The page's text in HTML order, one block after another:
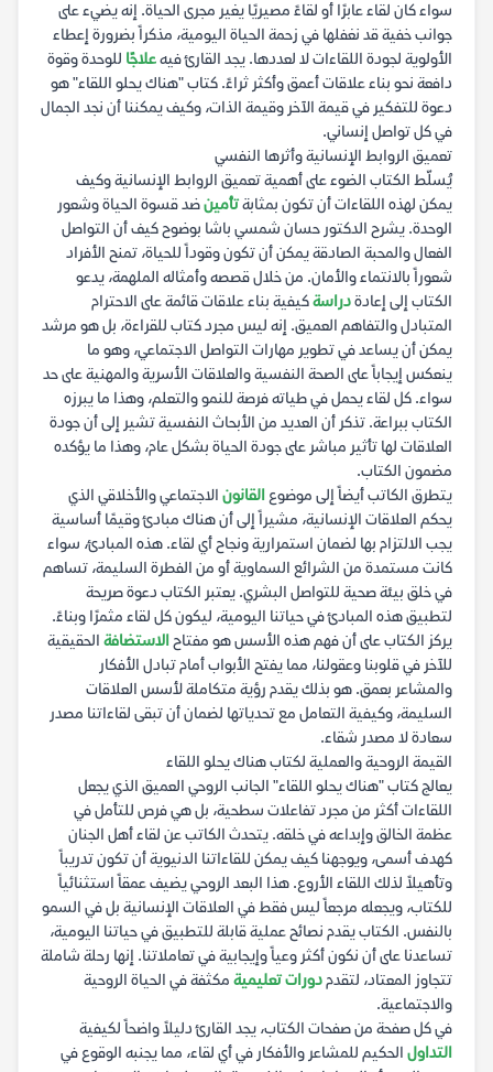
سواء كان لقاء عابرًا أو لقاءً مصيريًا يغير مجرى الحياة. إنه يضيء على
جوانب خفية قد نغفلها في زحمة الحياة اليومية، مذكراً بضرورة إعطاء
الأولوية لجودة اللقاءات لا لعددها. يجد القارئ فيهعلاجًا للوحدة وقوة
دافعة نحو بناء علاقات أعمق وأكثر ثراءً. كتاب "هناك يحلو اللقاء" هو
دعوة للتفكير في قيمة الآخر وقيمة الذات، وكيف يمكننا أن نجد الجمال
في كل تواصل إنساني.
تعميق الروابط الإنسانية وأثرها النفسي
يُسلّط الكتاب الضوء على أهمية تعميق الروابط الإنسانية وكيف
يمكن لهذه اللقاءات أن تكون بمثابةتأمينضد قسوة الحياة وشعور
الوحدة. يشرح الدكتور حسان شمسي باشا بوضوح كيف أن التواصل
الفعال والمحبة الصادقة يمكن أن تكون وقوداً للحياة، تمنح الأفراد
شعوراً بالانتماء والأمان. من خلال قصصه وأمثاله الملهمة، يدعو
الكتاب إلى إعادةدراسةكيفية بناء علاقات قائمة على الاحترام
المتبادل والتفاهم العميق. إنه ليس مجرد كتاب للقراءة، بل هو مرشد
يمكن أن يساعد في تطوير مهارات التواصل الاجتماعي، وهو ما
ينعكس إيجاباً على الصحة النفسية والعلاقات الأسرية والمهنية على حد
سواء. كل لقاء يحمل في طياته فرصة للنمو والتعلم، وهذا ما يبرزه
الكتاب ببراعة. تذكر أن العديد من الأبحاث النفسية تشير إلى أن جودة
العلاقات لها تأثير مباشر على جودة الحياة بشكل عام، وهذا ما يؤكده
مضمون الكتاب.
يتطرق الكاتب أيضاً إلى موضوع القانون الاجتماعي والأخلاقي الذي
يحكم العلاقات الإنسانية، مشيراً إلى أن هناك مبادئ وقيمًا أساسية
يجب الالتزام بها لضمان استمرارية ونجاح أي لقاء. هذه المبادئ، سواء
كانت مستمدة من الشرائع السماوية أو من الفطرة السليمة، تساهم
في خلق بيئة صحية للتواصل البشري. يعتبر الكتاب دعوة صريحة
لتطبيق هذه المبادئ في حياتنا اليومية، ليكون كل لقاء مثمرًا وبناءً.
يركز الكتاب على أن فهم هذه الأسس هو مفتاحالاستضافة الحقيقية
للآخر في قلوبنا وعقولنا، مما يفتح الأبواب أمام تبادل الأفكار
والمشاعر بعمق. هو بذلك يقدم رؤية متكاملة لأسس العلاقات
السليمة، وكيفية التعامل مع تحدياتها لضمان أن تبقى لقاءاتنا مصدر
سعادة لا مصدر شقاء.
القيمة الروحية والعملية لكتاب هناك يحلو اللقاء
يعالج كتاب "هناك يحلو اللقاء" الجانب الروحي العميق الذي يجعل
اللقاءات أكثر من مجرد تفاعلات سطحية، بل هي فرص للتأمل في
عظمة الخالق وإبداعه في خلقه. يتحدث الكاتب عن لقاء أهل الجنان
كهدف أسمى، ويوجهنا كيف يمكن للقاءاتنا الدنيوية أن تكون تدريباً
وتأهيلاً لذلك اللقاء الأروع. هذا البعد الروحي يضيف عمقاً استثنائياً
للكتاب، ويجعله مرجعاً ليس فقط في العلاقات الإنسانية بل في السمو
بالنفس. الكتاب يقدم نصائح عملية قابلة للتطبيق في حياتنا اليومية،
تساعدنا على أن نكون أكثر وعياً وإيجابية في تعاملاتنا. إنها رحلة شاملة
تتجاوز المعتاد، لتقدمدورات تعليمية مكثفة في الحياة الروحية
والاجتماعية.
في كل صفحة من صفحات الكتاب، يجد القارئ دليلاً واضحاً لكيفية
التداول الحكيم للمشاعر والأفكار في أي لقاء، مما يجنبه الوقوع في